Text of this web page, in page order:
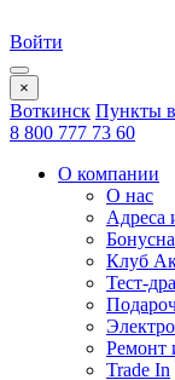
Войти
×
Воткинск Пункты
8 800 777 73 60
О компании
О нас
Адреса
Клуб
Тест-
Ремонт
Trade In